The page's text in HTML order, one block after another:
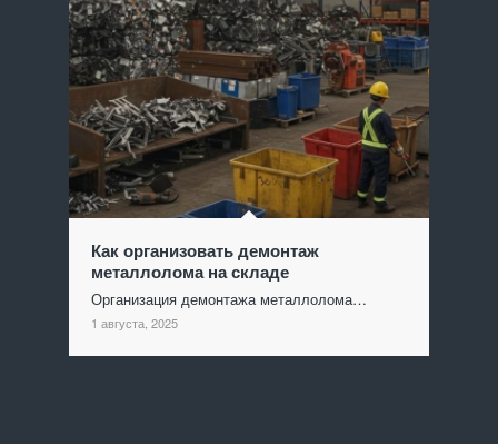
Как организовать демонтаж
металлолома на складе
Организация демонтажа металлолома…
1 августа, 2025